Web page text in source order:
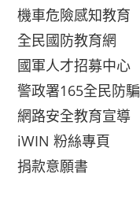
機車危險感知教育
全民國防教育網
國軍人才招募中心
警政署165全民防騙
網路安全教育宣導
iWIN 粉絲專頁
捐款意願書